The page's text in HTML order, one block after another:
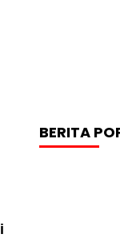
BERITA